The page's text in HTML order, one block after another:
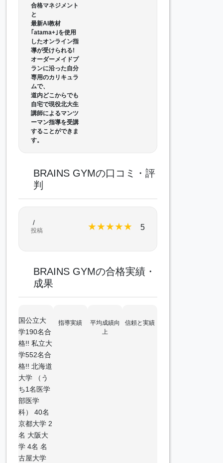
合格マネジメント
と
最新AI教材
｢atama+｣を使用
したオンライン指
導が受けられる!
オーダーメイドプ
ランに沿った自分
専用のカリキュラ
ムで、
道内どこからでも
自宅で現役北大生
講師によるマンツ
ーマン指導を受講
することができま
す。
BRAINS GYMの口コミ・評
判
★★★★★ 5
/
投稿
BRAINS GYMの合格実績・
成果
国公立大
学190名合
格!! 私立大
学552名合
格!! 北海道
大学 （う
ち1名医学
部医学
科） 40名
京都大学 2
名 大阪大
学 4名 名
古屋大学
指導実績
平均成績向
上
信頼と実績